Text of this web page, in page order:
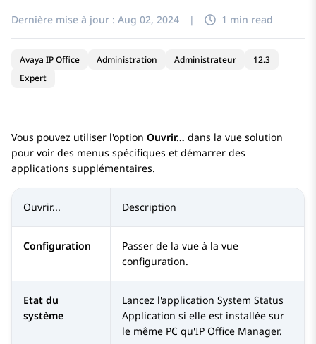
Dernière mise à jour : Aug 02, 2024 | 1 min read
Avaya IP Office Administration Administrateur
12.3
Expert
Vous pouvez utiliser l'option Ouvrir… dans la vue solution
pour voir des menus spécifiques et démarrer des
applications supplémentaires.
Ouvrir... Description
Configuration
Passer de la vue à la vue
configuration.
Etat du
système
Lancez l'application System Status
Application si elle est installée sur
le même PC qu'IP Office Manager.